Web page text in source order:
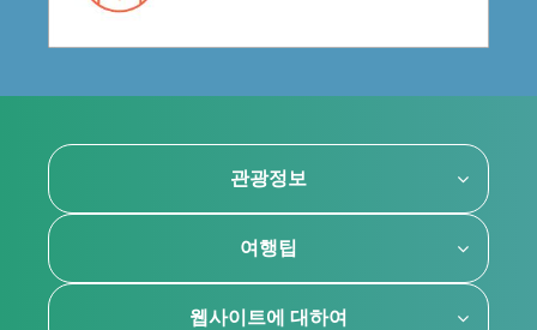
관광정보
여행팁
웹사이트에 대하여